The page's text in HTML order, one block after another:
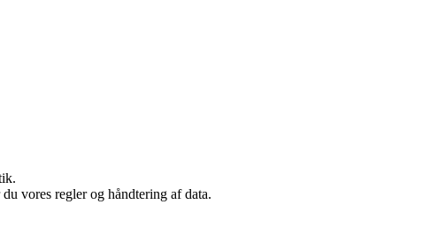
vores regler og håndtering af data.